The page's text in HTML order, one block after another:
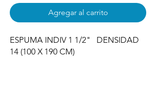
Agregar al carrito
ESPUMA INDIV 1 1/2"   DENSIDAD
14 (100 X 190 CM)